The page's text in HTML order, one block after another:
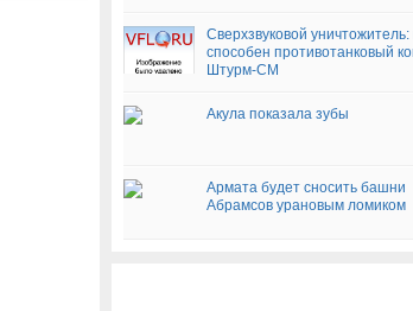
Сверхзвуковой уничтожитель:
способен противотанковый
Штурм-СМ
Акула показала зубы
Армата будет сносить башни
Абрамсов урановым ломиком